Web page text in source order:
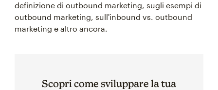
definizione di outbound marketing, sugli esempi di
outbound marketing, sull'inbound vs. outbound
marketing e altro ancora.
Scopri come sviluppare la tua